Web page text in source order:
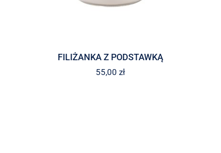
FILIŻANKA Z PODSTAWKĄ
55,00 zł